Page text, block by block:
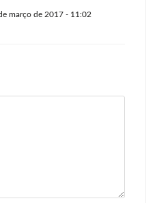
março de 2017 - 11:02